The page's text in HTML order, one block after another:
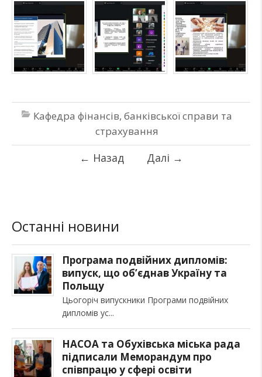
Кафедра фінансів, банківської справи та
страхування
← Назад Далі →
Останні новини
Програма подвійних дипломів:
випуск, що об’єднав Україну та
Польщу
Цьогоріч випускники Програми подвійних
дипломів ус
НАСОА та Обухівська міська рада
підписали Меморандум про
співпрацю у сфері освіти